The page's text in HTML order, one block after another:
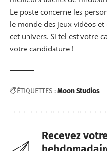
Le poste concerne les
le monde des jeux vidéos
cet univers. Si tel est votre
votre candidature !
ÉTIQUETTES :Moon Studios
Recevez